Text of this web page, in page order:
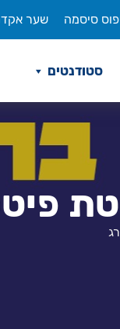
סיסמה שער
סטודנטים